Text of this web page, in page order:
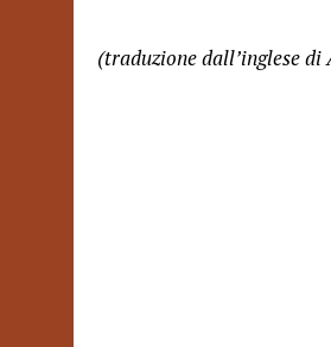
(traduzione dall’inglese di